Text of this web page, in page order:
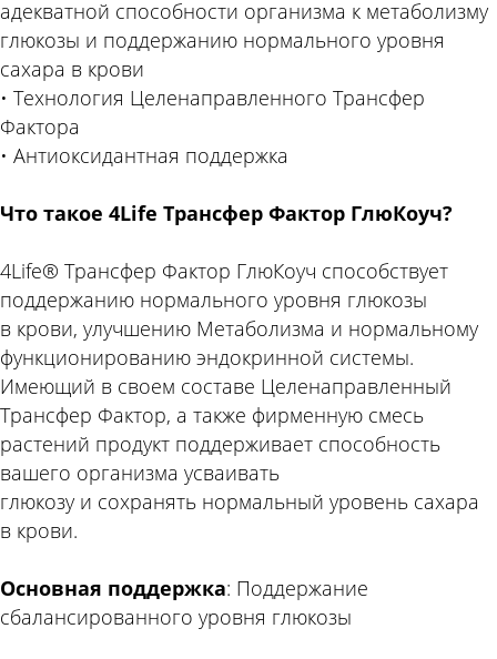
адекватной способности организма к метаболизму
глюкозы и поддержанию нормального уровня
сахара в крови
• Технология Целенаправленного Трансфер
Фактора
• Антиоксидантная поддержка
Что такое 4Life Трансфер Фактор ГлюКоуч?
4Life® Трансфер Фактор ГлюКоуч способствует
поддержанию нормального уровня глюкозы
в крови, улучшению Метаболизма и нормальному
функционированию эндокринной системы.
Имеющий в своем составе Целенаправленный
Трансфер Фактор, а также фирменную смесь
растений продукт поддерживает способность
вашего организма усваивать
глюкозу и сохранять нормальный уровень сахара
в крови.
Основная поддержка: Поддержание
сбалансированного уровня глюкозы